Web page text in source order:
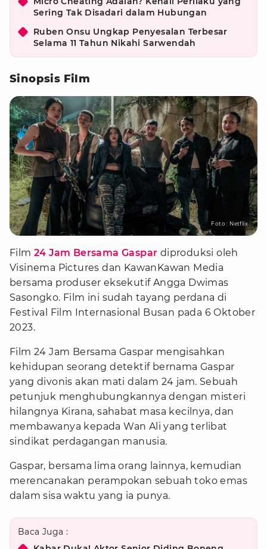
Sering Tak Disadari dalam Hubungan
Ruben Onsu Ungkap Penyesalan Terbesar
Selama 11 Tahun Nikahi Sarwendah
Sinopsis Film
Foto : Netflix
Film 24 Jam Bersama Gaspar diproduksi oleh
Visinema Pictures dan KawanKawan Media
bersama produser eksekutif Angga Dwimas
Sasongko. Film ini sudah tayang perdana di
Festival Film Internasional Busan pada 6 Oktober
2023.
Film 24 Jam Bersama Gaspar mengisahkan
kehidupan seorang detektif bernama Gaspar
yang divonis akan mati dalam 24 jam. Sebuah
petunjuk menghubungkannya dengan misteri
hilangnya Kirana, sahabat masa kecilnya, dan
membawanya kepada Wan Ali yang terlibat
sindikat perdagangan manusia.
Gaspar, bersama lima orang lainnya, kemudian
merencanakan perampokan sebuah toko emas
dalam sisa waktu yang ia punya.
Baca Juga :